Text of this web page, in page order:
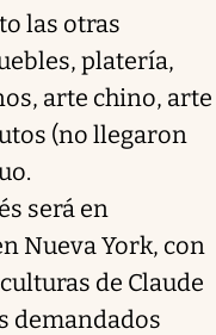
las otras
platería,
arte chino, arte
(no llegaron
será en
Nueva York, con
de Claude
demandados